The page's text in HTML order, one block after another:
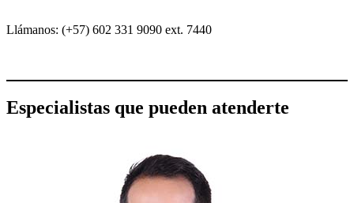
Llámanos: (+57) 602 331 9090 ext. 7440
Especialistas que pueden atenderte